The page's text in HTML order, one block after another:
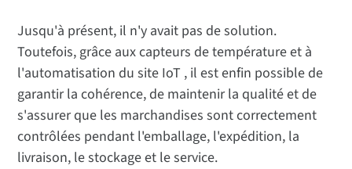
Jusqu'à présent, il n'y avait pas de solution.
Toutefois, grâce aux capteurs de température et à
l'automatisation du site IoT , il est enfin possible de
garantir la cohérence, de maintenir la qualité et de
s'assurer que les marchandises sont correctement
contrôlées pendant l'emballage, l'expédition, la
livraison, le stockage et le service.